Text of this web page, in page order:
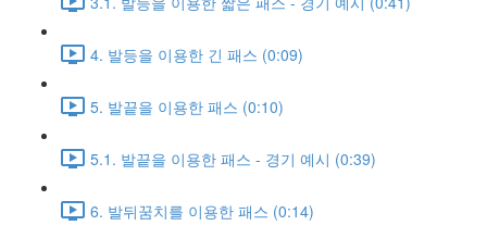
4. 발등을 이용한 긴 패스 (0:09)
5. 발끝을 이용한 패스 (0:10)
5.1. 발끝을 이용한 패스 - 경기 예시 (0:39)
6. 발뒤꿈치를 이용한 패스 (0:14)